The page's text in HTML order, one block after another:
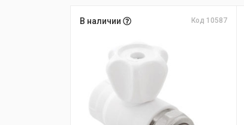
В наличии Код 10587